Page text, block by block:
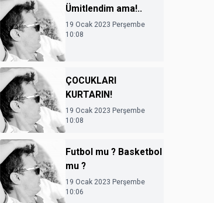
Ümitlendim ama!..
19 Ocak 2023 Perşembe
10:08
ÇOCUKLARI
KURTARIN!
19 Ocak 2023 Perşembe
10:08
Futbol mu ? Basketbol
mu ?
19 Ocak 2023 Perşembe
10:06